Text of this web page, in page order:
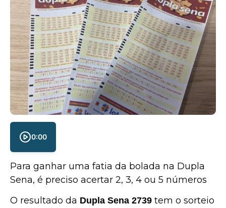
0:00
Para ganhar uma fatia da bolada na Dupla
Sena, é preciso acertar 2, 3, 4 ou 5 números
O resultado da Dupla Sena 2739 tem o sorteio